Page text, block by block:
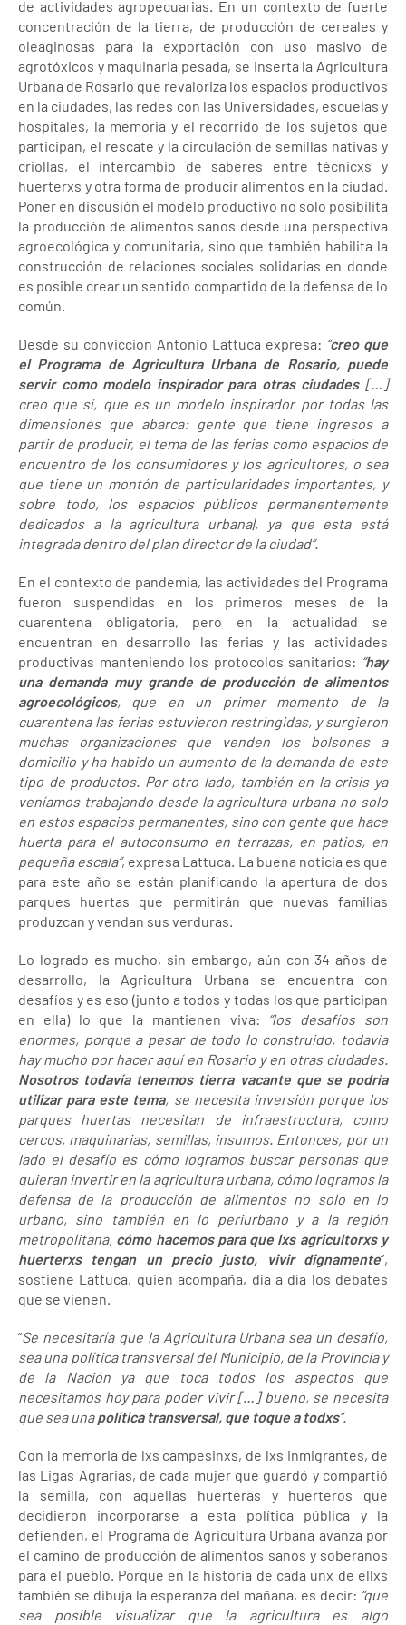
de actividades agropecuarias. En un contexto de fuerte
concentración de la tierra, de producción de cereales y
oleaginosas para la exportación con uso masivo de
agrotóxicos y maquinaria pesada, se inserta la Agricultura
Urbana de Rosario que revaloriza los espacios productivos
en la ciudades, las redes con las Universidades, escuelas y
hospitales, la memoria y el recorrido de los sujetos que
participan, el rescate y la circulación de semillas nativas y
criollas, el intercambio de saberes entre técnicxs y
huerterxs y otra forma de producir alimentos en la ciudad.
Poner en discusión el modelo productivo no solo posibilita
la producción de alimentos sanos desde una perspectiva
agroecológica y comunitaria, sino que también habilita la
construcción de relaciones sociales solidarias en donde
es posible crear un sentido compartido de la defensa de lo
común.
Desde su convicción Antonio Lattuca expresa: “creo que
el Programa de Agricultura Urbana de Rosario, puede
servir como modelo inspirador para otras ciudades[…]
creo que sí, que es un modelo inspirador por todas las
dimensiones que abarca: gente que tiene ingresos a
partir de producir, el tema de las ferias como espacios de
encuentro de los consumidores y los agricultores, o sea
que tiene un montón de particularidades importantes, y
sobre todo, los espacios públicos permanentemente
dedicados a la agricultura urbana|, ya que esta está
integrada dentro del plan director de la ciudad”.
En el contexto de pandemia, las actividades del Programa
fueron suspendidas en los primeros meses de la
cuarentena obligatoria, pero en la actualidad se
encuentran en desarrollo las ferias y las actividades
productivas manteniendo los protocolos sanitarios: “hay
una demanda muy grande de producción de alimentos
agroecológicos, que en un primer momento de la
cuarentena las ferias estuvieron restringidas, y surgieron
muchas organizaciones que venden los bolsones a
domicilio y ha habido un aumento de la demanda de este
tipo de productos. Por otro lado, también en la crisis ya
veníamos trabajando desde la agricultura urbana no solo
en estos espacios permanentes, sino con gente que hace
huerta para el autoconsumo en terrazas, en patios, en
pequeña escala”, expresa Lattuca. La buena noticia es que
para este año se están planificando la apertura de dos
parques huertas que permitirán que nuevas familias
produzcan y vendan sus verduras.
Lo logrado es mucho, sin embargo, aún con 34 años de
desarrollo, la Agricultura Urbana se encuentra con
desafíos y es eso (junto a todos y todas los que participan
en ella) lo que la mantienen viva: “los desafíos son
enormes, porque a pesar de todo lo construido, todavía
hay mucho por hacer aquí en Rosario y en otras ciudades.
Nosotros todavía tenemos tierra vacante que se podría
utilizar para este tema, se necesita inversión porque los
parques huertas necesitan de infraestructura, como
cercos, maquinarias, semillas, insumos. Entonces, por un
lado el desafío es cómo logramos buscar personas que
quieran invertir en la agricultura urbana, cómo logramos la
defensa de la producción de alimentos no solo en lo
urbano, sino también en lo periurbano y a la región
metropolitana, cómo hacemos para que lxs agricultorxs y
huerterxs tengan un precio justo, vivir dignamente”,
sostiene Lattuca, quien acompaña, día a día los debates
que se vienen.
“Se necesitaría que la Agricultura Urbana sea un desafío,
sea una política transversal del Municipio, de la Provincia y
de la Nación ya que toca todos los aspectos que
necesitamos hoy para poder vivir […] bueno, se necesita
que sea unapolítica transversal, que toque a todxs”.
Con la memoria de lxs campesinxs, de lxs inmigrantes, de
las Ligas Agrarias, de cada mujer que guardó y compartió
la semilla, con aquellas huerteras y huerteros que
decidieron incorporarse a esta política pública y la
defienden, el Programa de Agricultura Urbana avanza por
el camino de producción de alimentos sanos y soberanos
para el pueblo. Porque en la historia de cada unx de ellxs
también se dibuja la esperanza del mañana, es decir: “que
sea posible visualizar que la agricultura es algo